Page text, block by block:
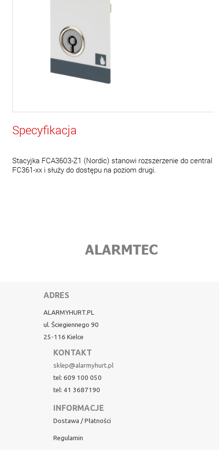
Specyfikacja
Stacyjka FCA3603-Z1 (Nordic) stanowi rozszerzenie do central
FC361-xx i służy do dostępu na poziom drugi.
ADRES
ALARMYHURT.PL
ul. Ściegiennego 90
25-116 Kielce
KONTAKT
sklep@alarmyhurt.pl
tel: 609 100 050
tel: 41 3687190
INFORMACJE
Dostawa / Płatności
Regulamin